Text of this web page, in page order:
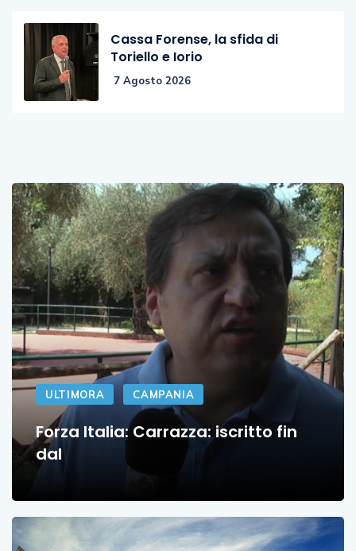
Cassa Forense, la sfida di
Toriello e Iorio
7 Agosto 2026
ULTIMORA CAMPANIA
Forza Italia: Carrazza: iscritto fin
dal